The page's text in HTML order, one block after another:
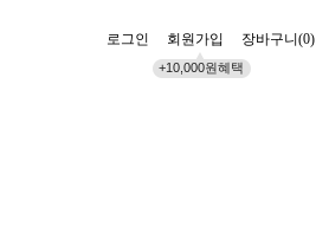
로그인 회원가입
+10,000원혜택
장바구니(0)